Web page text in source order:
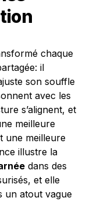
chaque
il
son souffle
avec les
s’alignent, et
meilleure
une meilleure
illustre la
dans des
et elle
un atout vague